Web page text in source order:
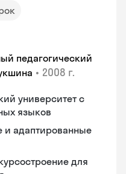
педагогический
• 2008 г.
университет с
языков
и адаптированные
для